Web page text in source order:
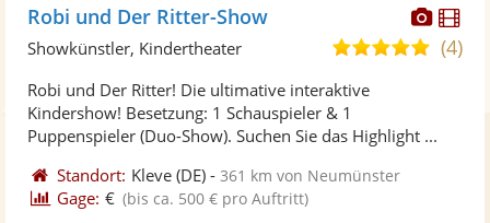
Robi und Der Ritter-Show
5,0(4)
Showkünstler, Kindertheater
Robi und Der Ritter! Die ultimative interaktive
Kindershow! Besetzung: 1 Schauspieler & 1
Puppenspieler (Duo-Show). Suchen Sie das Highlight ...
Standort: Kleve (DE) -361 km von Neumünster
Gage: € (bis ca. 500 € pro Auftritt)